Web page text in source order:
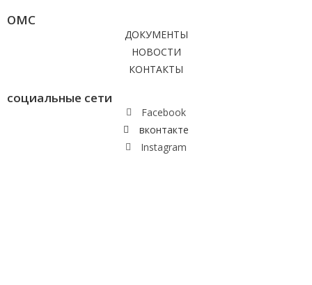
ОМС
ДОКУМЕНТЫ
НОВОСТИ
КОНТАКТЫ
социальные сети
Facebook
вконтакте
Instagram